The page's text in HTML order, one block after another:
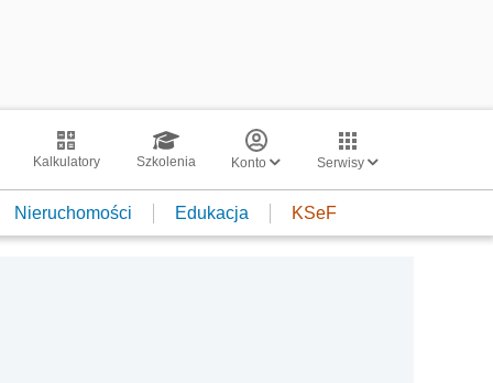
Kalkulatory Szkolenia Konto Serwisy
Nieruchomości Edukacja KSeF